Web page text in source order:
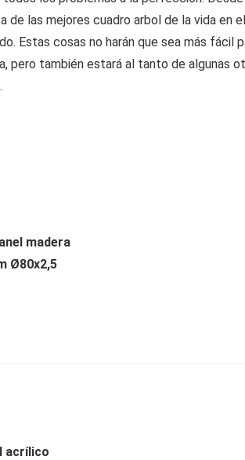
las mejores cuadro arbol de la vida en
Estas cosas no harán que sea más fácil
pero también estará al tanto de algunas
madera
Ø80x2,5
acrílico